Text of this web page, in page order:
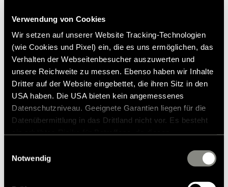
Verwendung von Cookies
Wir setzen auf unserer Website Tracking-Technologien
(wie Cookies und Pixel) ein, die es uns ermöglichen, das
Verhalten der Webseitenbesucher auszuwerten und
unsere Reichweite zu messen. Ebenso haben wir Inhalte
Dritter auf der Website eingebettet, die ihren Sitz in den
USA haben. Die USA bieten kein angemessenes
Datenschutzniveau. Geeignete Garantien liegen für die
Datenübermittlung in das Drittland nicht vor. Es besteht
zustehen. Eingesetzte Dienstleister können Daten für
zusammenführen. Weitere Informationen finden Sie in
Notwendig
Wir machen es Ihnen leicht, sich für den richtigen Hymer zu
entscheiden: Exsis-t Pure als Teilintegrierter mit dem Fiat
Original Rahmen und einer Ausstattung, die bei Fahr- und
Wohnkomfort keine Wünsche offen lässt.
Produktdetails